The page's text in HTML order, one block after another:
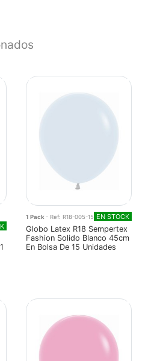
1 Pack - Ref: R18-005-15 EN STOCK
Globo Latex R18 Sempertex
Fashion Solido Blanco 45cm
En Bolsa De 15 Unidades